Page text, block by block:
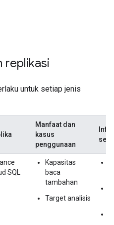
replikasi
untuk setiap jenis
Manfaat dan
kasus
penggunaan
SQL
Kapasitas
baca
tambahan
Target analisis